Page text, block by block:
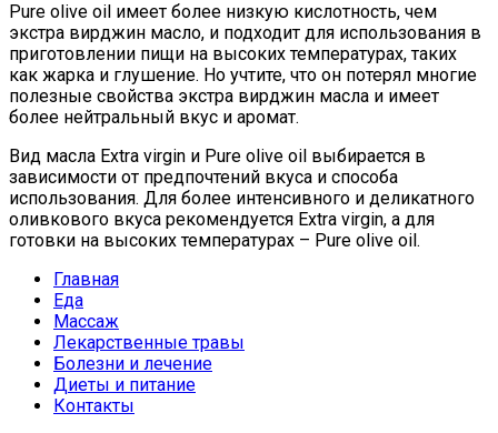
Pure olive oil имеет более низкую кислотность, чем
экстра вирджин масло, и подходит для использования в
приготовлении пищи на высоких температурах, таких
как жарка и глушение. Но учтите, что он потерял многие
полезные свойства экстра вирджин масла и имеет
более нейтральный вкус и аромат.
Вид масла Extra virgin и Pure olive oil выбирается в
зависимости от предпочтений вкуса и способа
использования. Для более интенсивного и деликатного
оливкового вкуса рекомендуется Extra virgin, а для
готовки на высоких температурах – Pure olive oil.
Главная
Еда
Массаж
Лекарственные травы
Болезни и лечение
Диеты и питание
Контакты